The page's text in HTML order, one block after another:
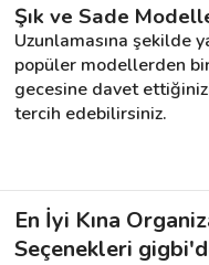
Şık ve Sade
Uzunlamasına şekilde
popüler modellerden
gecesine davet
tercih edebilirsiniz.
En İyi Kına
Seçenekleri